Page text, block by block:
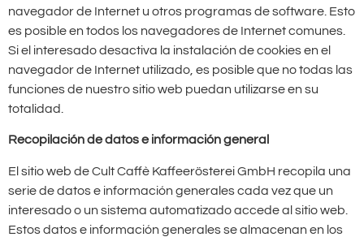
navegador de Internet u otros programas de software. Esto
es posible en todos los navegadores de Internet comunes.
Si el interesado desactiva la instalación de cookies en el
navegador de Internet utilizado, es posible que no todas las
funciones de nuestro sitio web puedan utilizarse en su
totalidad.
Recopilación de datos e información general
El sitio web de Cult Caffè Kaffeerösterei GmbH recopila una
serie de datos e información generales cada vez que un
interesado o un sistema automatizado accede al sitio web.
Estos datos e información generales se almacenan en los